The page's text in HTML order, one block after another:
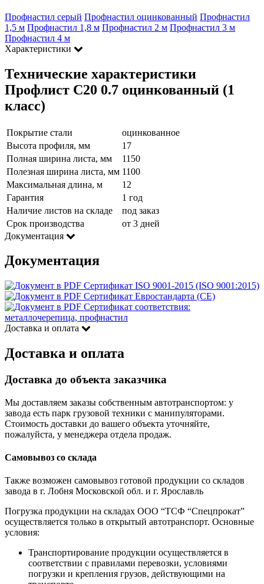
Профнастил серый Профнастил оцинкованный Профнастил
1,5 м Профнастил 1,8 м Профнастил 2 м Профнастил 3 м
Профнастил 4 м
Характеристики
Технические характеристики
Профлист С20 0.7 оцинкованный (1
класс)
Покрытие стали
оцинкованное
Высота профиля, мм
17
Полная ширина листа, мм
1150
Полезная ширина листа, мм 1100
Максимальная длина, м
12
Гарантия
1 год
Наличие листов на складе
под заказ
Срок производства
от 3 дней
Документация
Документация
Сертификат ISO 9001-2015 (ISO 9001:2015)
Сертификат Евростандарта (CE)
Сертификат соответствия:
металлочерепица, профнастил
Доставка и оплата
Доставка и оплата
Доставка до объекта заказчика
Мы доставляем заказы собственным автотранспортом: у
завода есть парк грузовой техники с манипуляторами.
Стоимость доставки до вашего объекта уточняйте,
пожалуйста, у менеджера отдела продаж.
Самовывоз со склада
Также возможен самовывоз готовой продукции со складов
завода в г. Лобня Московской обл. и г. Ярославль
Погрузка продукции на складах ООО “ТСФ “Спецпрокат”
осуществляется только в открытый автотранспорт. Основные
условия:
Транспортирование продукции осуществляется в
соответствии с правилами перевозки, условиями
погрузки и крепления грузов, действующими на